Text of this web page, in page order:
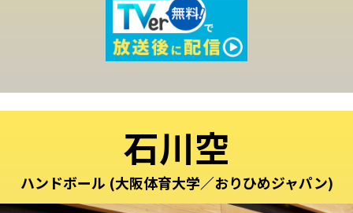
石川空
ハンドボール (大阪体育大学／おりひめジャパン)